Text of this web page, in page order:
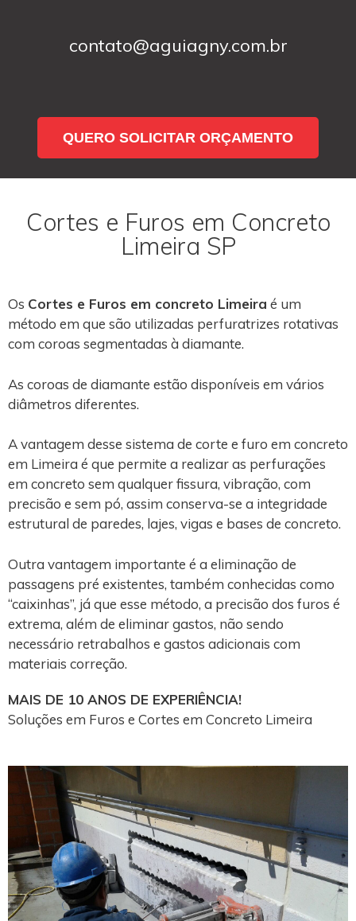
contato@aguiagny.com.br
QUERO SOLICITAR ORÇAMENTO
Cortes e Furos em Concreto
Limeira SP
Os Cortes e Furos em concreto Limeira é um
método em que são utilizadas perfuratrizes rotativas
com coroas segmentadas à diamante.
As coroas de diamante estão disponíveis em vários
diâmetros diferentes.
A vantagem desse sistema de corte e furo em concreto
em Limeira é que permite a realizar as perfurações
em concreto sem qualquer fissura, vibração, com
precisão e sem pó, assim conserva-se a integridade
estrutural de paredes, lajes, vigas e bases de concreto.
Outra vantagem importante é a eliminação de
passagens pré existentes, também conhecidas como
“caixinhas”, já que esse método, a precisão dos furos é
extrema, além de eliminar gastos, não sendo
necessário retrabalhos e gastos adicionais com
materiais correção.
MAIS DE 10 ANOS DE EXPERIÊNCIA!
Soluções em Furos e Cortes em Concreto Limeira